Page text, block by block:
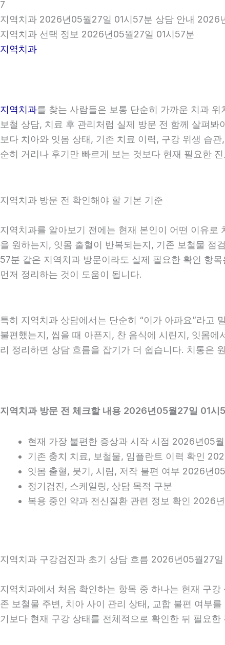
7
지역치과 2026년05월27일 01시57분 상담 안내 2026
지역치과 선택 정보 2026년05월27일 01시57분
지역치과
지역치과를 찾는 사람들은 보통 단순히 가까운 치과
보철 상담, 치료 후 관리처럼 실제 방문 전 함께 살펴
보다 치아와 잇몸 상태, 기존 치료 이력, 구강 위생 습
순히 거리나 후기만 빠르게 보는 것보다 현재 필요한
지역치과 방문 전 확인해야 할 기본 기준
지역치과를 알아보기 전에는 현재 본인이 어떤 이유
을 원하는지, 잇몸 출혈이 반복되는지, 기존 보철물 점
57분 같은 지역치과 방문이라도 실제 필요한 확인 항
먼저 정리하는 것이 도움이 됩니다.
특히 지역치과 상담에서는 단순히 “이가 아파요”라고
불편했는지, 씹을 때 아픈지, 찬 음식에 시린지, 잇몸
리 정리하면 상담 흐름을 잡기가 더 쉽습니다. 치통은
지역치과 방문 전 체크할 내용 2026년05월27일 01시
현재 가장 불편한 증상과 시작 시점 2026년05
기존 충치 치료, 보철물, 임플란트 이력 확인
잇몸 출혈, 붓기, 시림, 저작 불편 여부 2026년
정기검진, 스케일링, 상담 목적 구분
복용 중인 약과 전신질환 관련 정보 확인 2026
지역치과 구강검진과 초기 상담 흐름 2026년05월27일
지역치과에서 처음 확인하는 항목 중 하나는 현재 구
존 보철물 주변, 치아 사이 관리 상태, 교합 불편 여부
기보다 현재 구강 상태를 전체적으로 확인한 뒤 필요